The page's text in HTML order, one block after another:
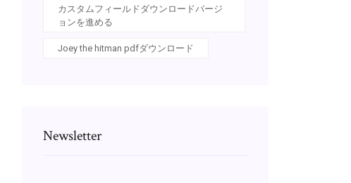
カスタムフィールドダウンロードバージ
ョンを進める
Joey the hitman pdfダウンロード
Newsletter